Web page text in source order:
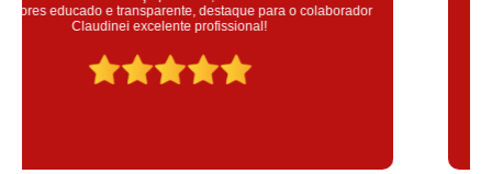
Empresa que solucionou meu problema de anos! Foram super
transparente e profissional. Recomendo!